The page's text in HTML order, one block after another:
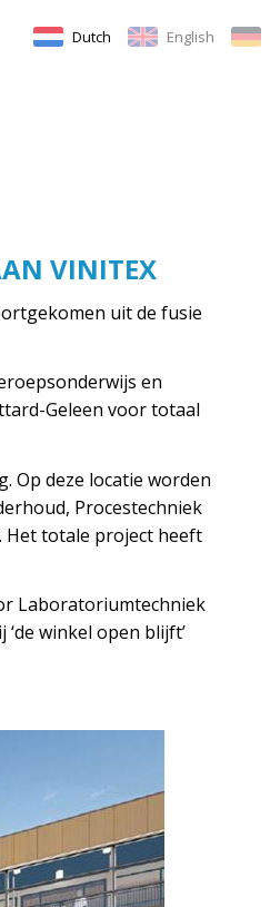
Dutch English
VINITEX
uit de fusie
en
Geleen voor totaal
Op deze locatie worden
Procestechniek
Het totale project heeft
Laboratoriumtechniek
winkel open blijft’